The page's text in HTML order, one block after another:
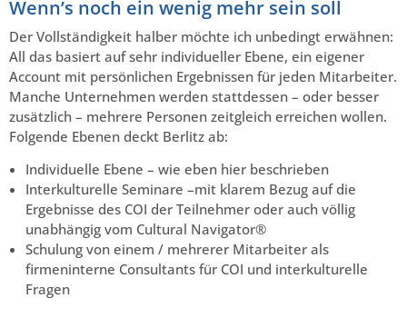
Wenn’s noch ein wenig mehr sein soll
Der Vollständigkeit halber möchte ich unbedingt erwähnen:
All das basiert auf sehr individueller Ebene, ein eigener
Account mit persönlichen Ergebnissen für jeden Mitarbeiter.
Manche Unternehmen werden stattdessen – oder besser
zusätzlich – mehrere Personen zeitgleich erreichen wollen.
Folgende Ebenen deckt Berlitz ab:
Individuelle Ebene – wie eben hier beschrieben
Interkulturelle Seminare –mit klarem Bezug auf die
Ergebnisse des COI der Teilnehmer oder auch völlig
unabhängig vom Cultural Navigator®
Schulung von einem / mehrerer Mitarbeiter als
firmeninterne Consultants für COI und interkulturelle
Fragen